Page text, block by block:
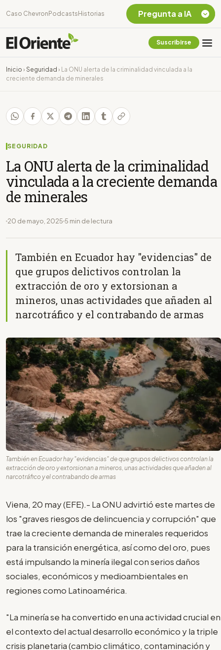
Caso Chevron Podcasts Historias
Suscribirse
Inicio › Seguridad ›
La ONU alerta de la criminalidad vinculada a la
creciente demanda de minerales
SEGURIDAD
La ONU alerta de la criminalidad
vinculada a la creciente demanda
de minerales
20 de mayo, 2025 5 min de lectura
También en Ecuador hay "evidencias" de
que grupos delictivos controlan la
extracción de oro y extorsionan a
mineros, unas actividades que añaden al
narcotráfico y el contrabando de armas
También en Ecuador hay "evidencias" de que grupos delictivos controlan la
extracción de oro y extorsionan a mineros, unas actividades que añaden al
narcotráfico y el contrabando de armas
Viena, 20 may (EFE).- La ONU advirtió este martes de
los "graves riesgos de delincuencia y corrupción" que
trae la creciente demanda de minerales requeridos
para la transición energética, así como del oro, pues
está impulsando la minería ilegal con serios daños
sociales, económicos y medioambientales en
regiones como Latinoamérica.
"La minería se ha convertido en una actividad crucial en
el contexto del actual desarrollo económico y la triple
crisis planetaria (cambio climático, contaminación y
Pregunta a IA
Chevron Ecuador